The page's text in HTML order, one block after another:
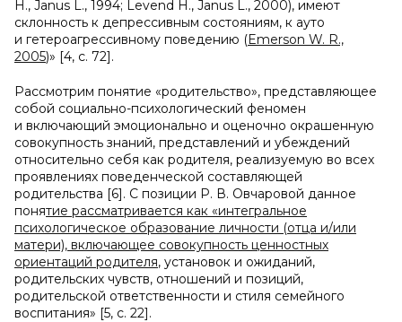
H., Janus L., 1994; Levend H., Janus L., 2000), имеют
склонность к депрессивным состояниям, к ауто
и гетероагрессивному поведению (Emerson W. R.,
2005)» [4, с. 72].
Рассмотрим понятие «родительство», представляющее
собой социально-психологический феномен
и включающий эмоционально и оценочно окрашенную
совокупность знаний, представлений и убеждений
относительно себя как родителя, реализуемую во всех
проявлениях поведенческой составляющей
родительства [6]. С позиции Р. В. Овчаровой данное
понятие рассматривается как «интегральное
психологическое образование личности (отца и/или
матери), включающее совокупность ценностных
ориентаций родителя, установок и ожиданий,
родительских чувств, отношений и позиций,
родительской ответственности и стиля семейного
воспитания» [5, с. 22].